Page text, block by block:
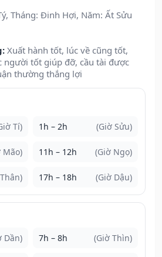
Tháng: Đinh Hợi, Năm: Ất Sửu
Xuất hành tốt, lúc về cũng tốt,
người tốt giúp đỡ, cầu tài được
thường thắng lợi
Tí) 1h – 2h (Giờ Sửu)
Mão) 11h – 12h (Giờ Ngọ)
17h – 18h (Giờ Dậu)
Dần) 7h – 8h (Giờ Thìn)